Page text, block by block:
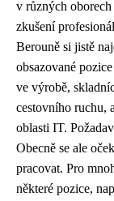
v různých
zkušení
Berouně si jistě
obsazované
ve výrobě,
cestovního ruchu,
oblasti IT.
Obecně se ale
pracovat. Pro
některé pozice,